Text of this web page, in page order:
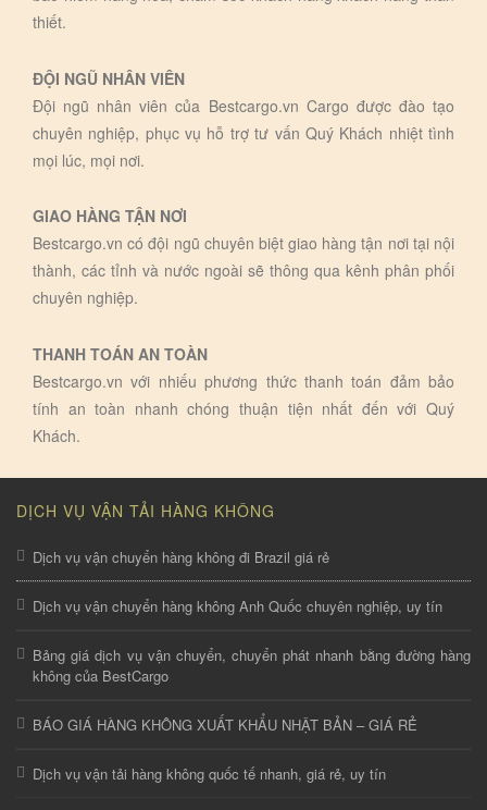
thiết.
ĐỘI NGŨ NHÂN VIÊN
Đội ngũ nhân viên của Bestcargo.vn Cargo được đào tạo
chuyên nghiệp, phục vụ hỗ trợ tư vấn Quý Khách nhiệt tình
mọi lúc, mọi nơi.
GIAO HÀNG TẬN NƠI
Bestcargo.vn có đội ngũ chuyên biệt giao hàng tận nơi tại nội
thành, các tỉnh và nước ngoài sẽ thông qua kênh phân phối
chuyên nghiệp.
THANH TOÁN AN TOÀN
Bestcargo.vn với nhiếu phương thức thanh toán đảm bảo
tính an toàn nhanh chóng thuận tiện nhất đến với Quý
Khách.
DỊCH VỤ VẬN TẢI HÀNG KHÔNG
Dịch vụ vận chuyển hàng không đi Brazil giá rẻ
Dịch vụ vận chuyển hàng không Anh Quốc chuyên nghiệp, uy tín
Bảng giá dịch vụ vận chuyển, chuyển phát nhanh bằng đường hàng
không của BestCargo
BÁO GIÁ HÀNG KHÔNG XUẤT KHẨU NHẬT BẢN – GIÁ RẺ
Dịch vụ vận tải hàng không quốc tế nhanh, giá rẻ, uy tín